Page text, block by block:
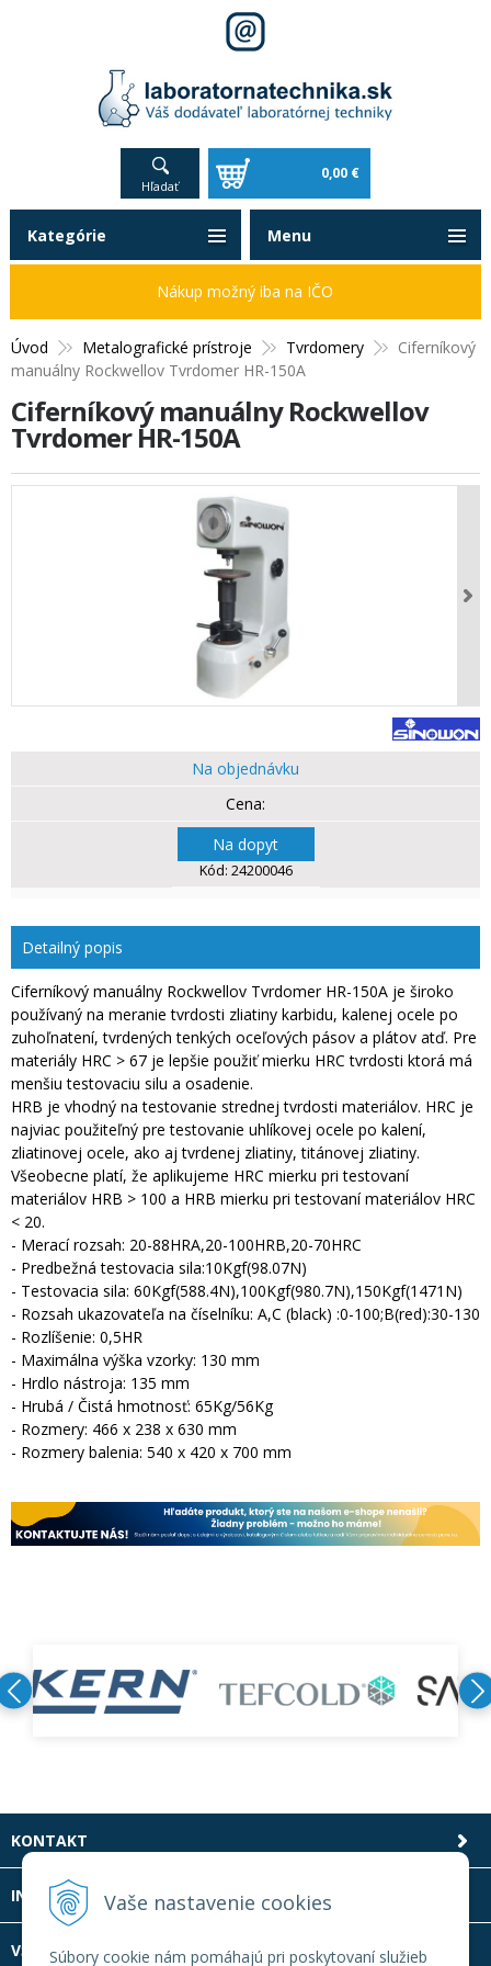
Vaše nastavenie cookies
Súbory cookie nám pomáhajú pri poskytovaní služieb
Hľadať
0,00 €
Úvod Metalografické prístroje Tvrdomery
Ciferníkový
manuálny Rockwellov Tvrdomer HR-150A
Ciferníkový manuálny Rockwellov
Tvrdomer HR-150A
Na objednávku
Na dopyt
Kód: 24200046
Detailný popis
Ciferníkový manuálny Rockwellov Tvrdomer HR-150A je široko
používaný na meranie tvrdosti zliatiny karbidu, kalenej ocele po
zuhoľnatení, tvrdených tenkých oceľových pásov a plátov atď. Pre
materiály HRC > 67 je lepšie použiť mierku HRC tvrdosti ktorá má
menšiu testovaciu silu a osadenie.
HRB je vhodný na testovanie strednej tvrdosti materiálov. HRC je
najviac použiteľný pre testovanie uhlíkovej ocele po kalení,
zliatinovej ocele, ako aj tvrdenej zliatiny, titánovej zliatiny.
Všeobecne platí, že aplikujeme HRC mierku pri testovaní
materiálov HRB > 100 a HRB mierku pri testovaní materiálov HRC
< 20.
- Merací rozsah: 20-88HRA,20-100HRB,20-70HRC
- Predbežná testovacia sila:10Kgf(98.07N)
- Testovacia sila: 60Kgf(588.4N),100Kgf(980.7N),150Kgf(1471N)
- Rozsah ukazovateľa na číselníku: A,C (black) :0-100;B(red):30-130
- Rozlíšenie: 0,5HR
- Maximálna výška vzorky: 130 mm
- Hrdlo nástroja: 135 mm
- Hrubá / Čistá hmotnosť: 65Kg/56Kg
- Rozmery: 466 x 238 x 630 mm
- Rozmery balenia: 540 x 420 x 700 mm
Kategórie
Nákup možný iba na IČO
Menu
KONTAKT
INFOLINKA
VŠETKO O NÁKUPE